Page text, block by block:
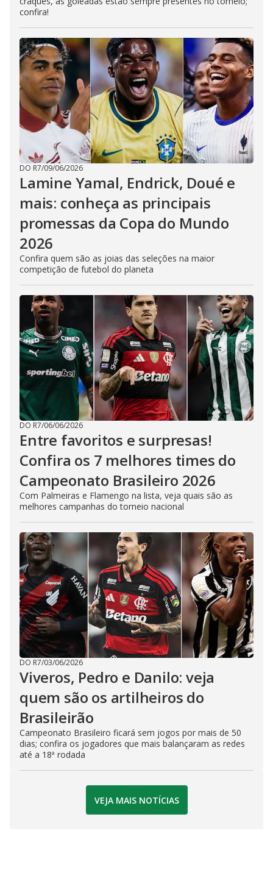
confira!
DO R7/09/06/2026
Lamine Yamal, Endrick, Doué e
mais: conheça as principais
promessas da Copa do Mundo
2026
Confira quem são as joias das seleções na maior
competição de futebol do planeta
DO R7/06/06/2026
Entre favoritos e surpresas!
Confira os 7 melhores times do
Campeonato Brasileiro 2026
Com Palmeiras e Flamengo na lista, veja quais são as
melhores campanhas do torneio nacional
DO R7/03/06/2026
Viveros, Pedro e Danilo: veja
quem são os artilheiros do
Brasileirão
Campeonato Brasileiro ficará sem jogos por mais de 50
dias; confira os jogadores que mais balançaram as redes
até a 18ª rodada
VEJA MAIS NOTÍCIAS